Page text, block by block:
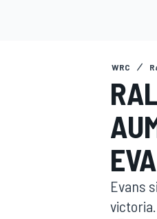
INDYCAR
WRC
Evans
victoria.